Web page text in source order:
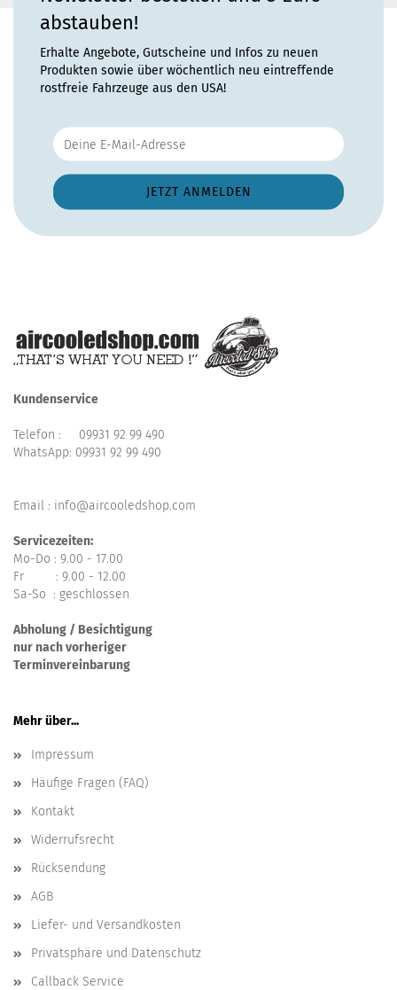
abstauben!
Erhalte Angebote, Gutscheine und Infos zu neuen
Produkten sowie über wöchentlich neu eintreffende
rostfreie Fahrzeuge aus den USA!
Kundenservice
Telefon : 09931 92 99 490
WhatsApp: 09931 92 99 490
Email : info@aircooledshop.com
Servicezeiten:
Mo-Do : 9.00 - 17.00
Fr : 9.00 - 12.00
Sa-So : geschlossen
Abholung / Besichtigung
nur nach vorheriger
Terminvereinbarung
Mehr über...
Impressum
Häufige Fragen (FAQ)
Kontakt
Widerrufsrecht
Rücksendung
AGB
Liefer- und Versandkosten
Privatsphäre und Datenschutz
Callback Service